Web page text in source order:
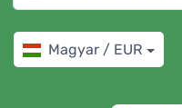
Magyar / EUR